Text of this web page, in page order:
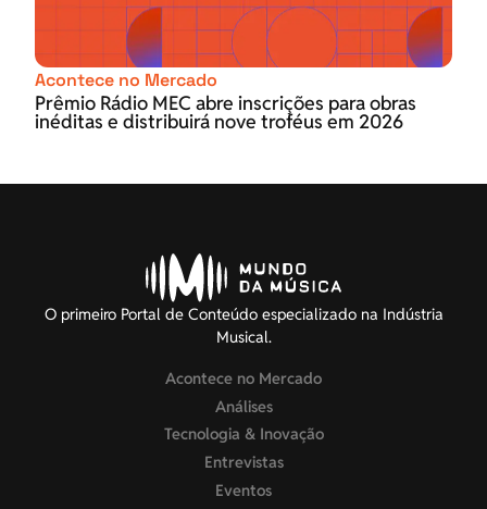
Acontece no Mercado
Prêmio Rádio MEC abre inscrições para obras
inéditas e distribuirá nove troféus em 2026
O primeiro Portal de Conteúdo especializado na Indústria
Musical.
Acontece no Mercado
Análises
Tecnologia & Inovação
Entrevistas
Eventos